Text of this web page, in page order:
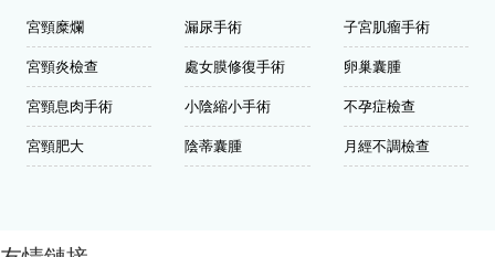
宮頸糜爛
宮頸炎檢查
宮頸息肉手術
宮頸肥大
漏尿手術
處女膜修復手術
小陰縮小手術
陰蒂囊腫
子宮肌瘤手術
卵巢囊腫
不孕症檢查
月經不調檢查